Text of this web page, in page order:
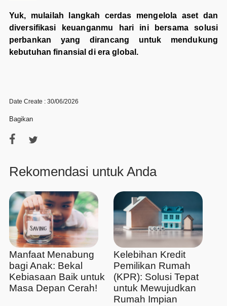
Yuk, mulailah langkah cerdas mengelola aset dan
diversifikasi keuanganmu hari ini bersama solusi
perbankan yang dirancang untuk mendukung
kebutuhan finansial di era global.
Date Create : 30/06/2026
Bagikan
Rekomendasi untuk Anda
Manfaat Menabung
bagi Anak: Bekal
Kebiasaan Baik untuk
Masa Depan Cerah!
Kelebihan Kredit
Pemilikan Rumah
(KPR): Solusi Tepat
untuk Mewujudkan
Rumah Impian